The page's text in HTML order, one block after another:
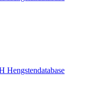
Hengstendatabase